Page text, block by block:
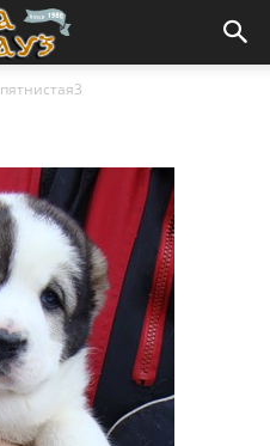
пятнистая3